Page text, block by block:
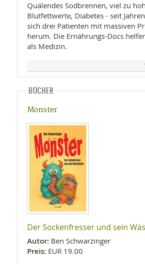
Quälendes Sodbrennen, viel zu
Blutfettwerte, Diabetes - seit
sich drei Patienten mit massiven
herum. Die Ernährungs-Docs
als Medizin.
BÜCHER
Monster
Der Sockenfresser und sein
Autor: Ben Schwarzinger
Preis: EUR 19.00